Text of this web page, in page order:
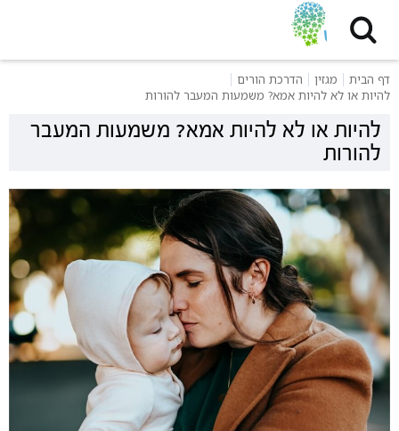
דף הבית מגזין
הדרכת הורים
להיות או לא להיות אמא? משמעות המעבר להורות
להיות או לא להיות אמא? משמעות המעבר
להורות